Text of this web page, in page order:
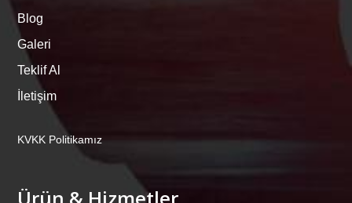
Blog
Galeri
Teklif Al
İletişim
KVKK Politikamız
Ürün & Hizmetler